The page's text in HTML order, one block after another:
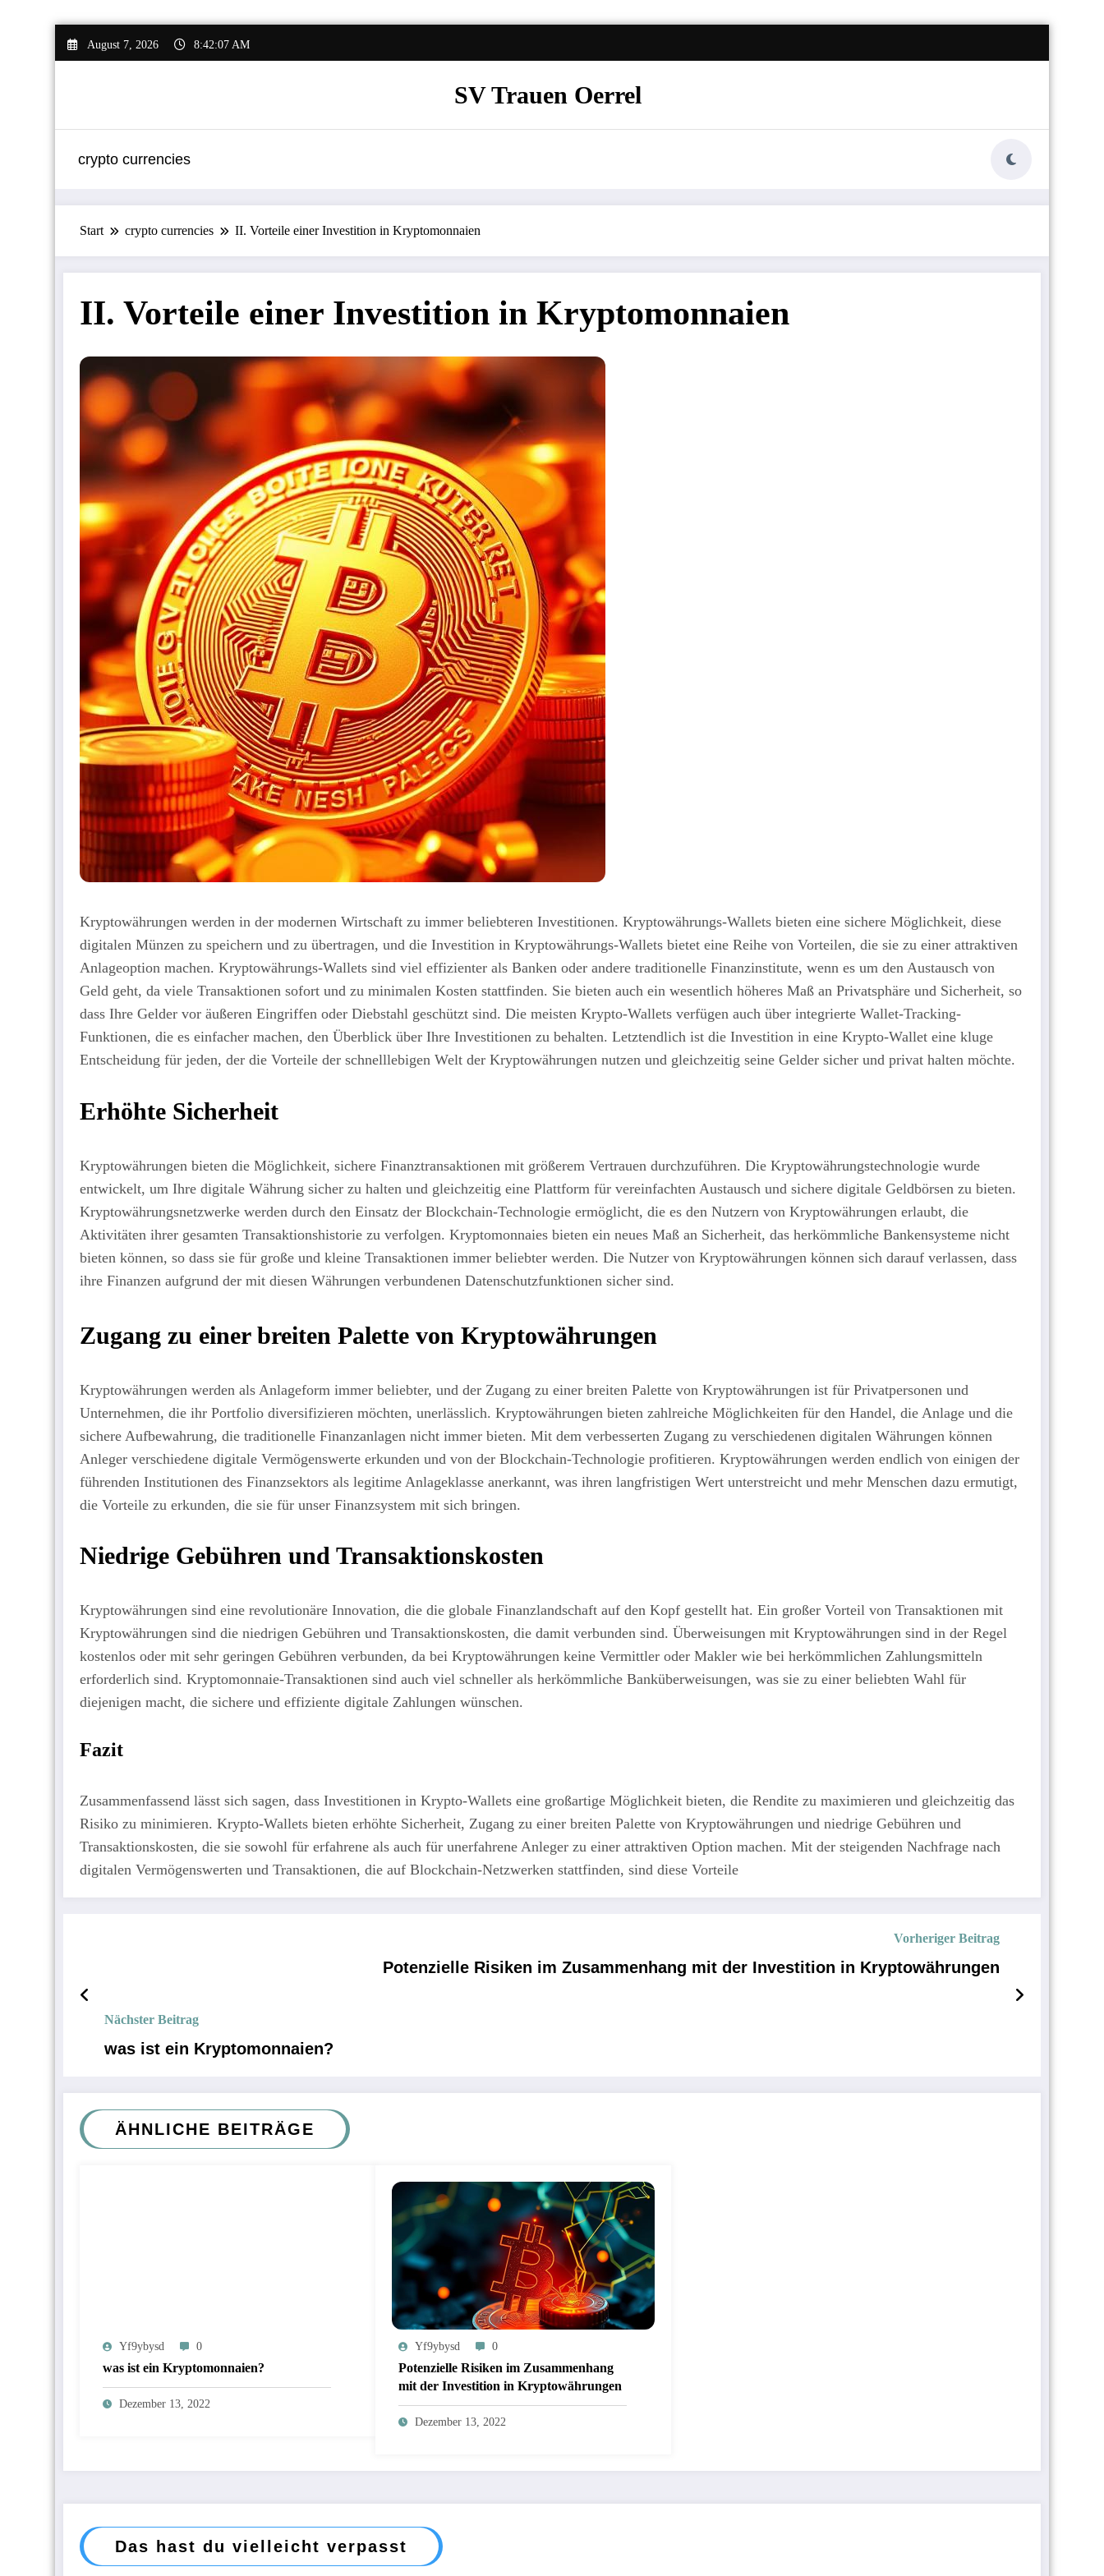
Inhalt
August 7, 2026 8:42:08 AM
SV Trauen Oerrel
crypto currencies
Start crypto currencies II. Vorteile einer Investition in Kryptomonnaien
II. Vorteile einer Investition in Kryptomonnaien
Kryptowährungen werden in der modernen Wirtschaft zu immer beliebteren Investitionen. Kryptowährungs-Wallets bieten eine sichere Möglichkeit, diese
digitalen Münzen zu speichern und zu übertragen, und die Investition in Kryptowährungs-Wallets bietet eine Reihe von Vorteilen, die sie zu einer attraktiven
Anlageoption machen. Kryptowährungs-Wallets sind viel effizienter als Banken oder andere traditionelle Finanzinstitute, wenn es um den Austausch von
Geld geht, da viele Transaktionen sofort und zu minimalen Kosten stattfinden. Sie bieten auch ein wesentlich höheres Maß an Privatsphäre und Sicherheit, so
dass Ihre Gelder vor äußeren Eingriffen oder Diebstahl geschützt sind. Die meisten Krypto-Wallets verfügen auch über integrierte Wallet-Tracking-
Funktionen, die es einfacher machen, den Überblick über Ihre Investitionen zu behalten. Letztendlich ist die Investition in eine Krypto-Wallet eine kluge
Entscheidung für jeden, der die Vorteile der schnelllebigen Welt der Kryptowährungen nutzen und gleichzeitig seine Gelder sicher und privat halten möchte.
Erhöhte Sicherheit
Kryptowährungen bieten die Möglichkeit, sichere Finanztransaktionen mit größerem Vertrauen durchzuführen. Die Kryptowährungstechnologie wurde
entwickelt, um Ihre digitale Währung sicher zu halten und gleichzeitig eine Plattform für vereinfachten Austausch und sichere digitale Geldbörsen zu bieten.
Kryptowährungsnetzwerke werden durch den Einsatz der Blockchain-Technologie ermöglicht, die es den Nutzern von Kryptowährungen erlaubt, die
Aktivitäten ihrer gesamten Transaktionshistorie zu verfolgen. Kryptomonnaies bieten ein neues Maß an Sicherheit, das herkömmliche Bankensysteme nicht
bieten können, so dass sie für große und kleine Transaktionen immer beliebter werden. Die Nutzer von Kryptowährungen können sich darauf verlassen, dass
ihre Finanzen aufgrund der mit diesen Währungen verbundenen Datenschutzfunktionen sicher sind.
Zugang zu einer breiten Palette von Kryptowährungen
Kryptowährungen werden als Anlageform immer beliebter, und der Zugang zu einer breiten Palette von Kryptowährungen ist für Privatpersonen und
Unternehmen, die ihr Portfolio diversifizieren möchten, unerlässlich. Kryptowährungen bieten zahlreiche Möglichkeiten für den Handel, die Anlage und die
sichere Aufbewahrung, die traditionelle Finanzanlagen nicht immer bieten. Mit dem verbesserten Zugang zu verschiedenen digitalen Währungen können
Anleger verschiedene digitale Vermögenswerte erkunden und von der Blockchain-Technologie profitieren. Kryptowährungen werden endlich von einigen der
führenden Institutionen des Finanzsektors als legitime Anlageklasse anerkannt, was ihren langfristigen Wert unterstreicht und mehr Menschen dazu ermutigt,
die Vorteile zu erkunden, die sie für unser Finanzsystem mit sich bringen.
Niedrige Gebühren und Transaktionskosten
Kryptowährungen sind eine revolutionäre Innovation, die die globale Finanzlandschaft auf den Kopf gestellt hat. Ein großer Vorteil von Transaktionen mit
Kryptowährungen sind die niedrigen Gebühren und Transaktionskosten, die damit verbunden sind. Überweisungen mit Kryptowährungen sind in der Regel
kostenlos oder mit sehr geringen Gebühren verbunden, da bei Kryptowährungen keine Vermittler oder Makler wie bei herkömmlichen Zahlungsmitteln
erforderlich sind. Kryptomonnaie-Transaktionen sind auch viel schneller als herkömmliche Banküberweisungen, was sie zu einer beliebten Wahl für
diejenigen macht, die sichere und effiziente digitale Zahlungen wünschen.
Fazit
Zusammenfassend lässt sich sagen, dass Investitionen in Krypto-Wallets eine großartige Möglichkeit bieten, die Rendite zu maximieren und gleichzeitig das
Risiko zu minimieren. Krypto-Wallets bieten erhöhte Sicherheit, Zugang zu einer breiten Palette von Kryptowährungen und niedrige Gebühren und
Transaktionskosten, die sie sowohl für erfahrene als auch für unerfahrene Anleger zu einer attraktiven Option machen. Mit der steigenden Nachfrage nach
digitalen Vermögenswerten und Transaktionen, die auf Blockchain-Netzwerken stattfinden, sind diese Vorteile
Vorheriger Beitrag
Potenzielle Risiken im Zusammenhang mit der Investition in Kryptowährungen
Nächster Beitrag
was ist ein Kryptomonnaien?
ÄHNLICHE BEITRÄGE
Yf9ybysd 0
was ist ein Kryptomonnaien?
Dezember 13, 2022
Yf9ybysd 0
Potenzielle Risiken im Zusammenhang
mit der Investition in Kryptowährungen
Dezember 13, 2022
Das hast du vielleicht verpasst